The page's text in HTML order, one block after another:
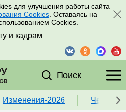
для улучшения работы сайта
Cookies . Оставаясь на
Cookies.
и кадрам
Поиск
Изменения-2026 Чек-